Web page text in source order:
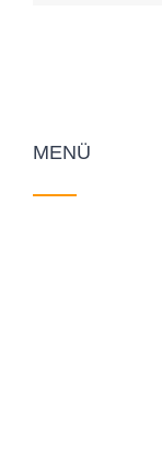
MENÜ